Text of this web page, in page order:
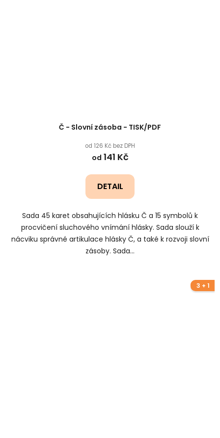
Č - Slovní zásoba - TISK/PDF
od 126 Kč bez DPH
od 141 Kč
DETAIL
Sada 45 karet obsahujících hlásku Č a 15 symbolů k
procvičení sluchového vnímání hlásky. Sada slouží k
nácviku správné artikulace hlásky Č, a také k rozvoji slovní
zásoby. Sada...
3 + 1